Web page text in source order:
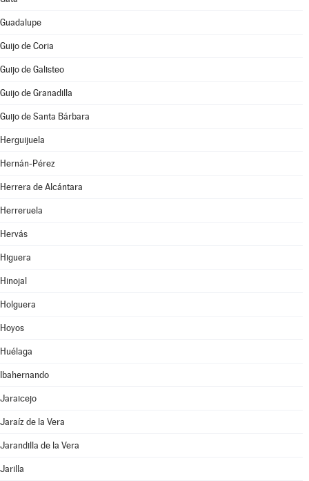
Guadalupe
Guijo de Coria
Guijo de Galisteo
Guijo de Granadilla
Guijo de Santa Bárbara
Herguijuela
Hernán-Pérez
Herrera de Alcántara
Herreruela
Hervás
Higuera
Hinojal
Holguera
Hoyos
Huélaga
Ibahernando
Jaraicejo
Jaraíz de la Vera
Jarandilla de la Vera
Jarilla